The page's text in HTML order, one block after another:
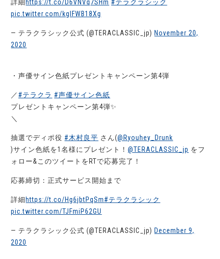
詳細 https://t.co/D6VNVq7SHm #テラクラシック
pic.twitter.com/kgIFWB18Xg
— テラクラシック公式 (@TERACLASSIC_jp) November 20,
2020
・声優サイン色紙プレゼントキャンペーン第4弾
／ #テラクラ #声優サイン色紙
プレゼントキャンペーン第4弾✨
＼
抽選でディポ役 #木村良平 さん(@Ryouhey_Drunk
)サイン色紙を1名様にプレゼント！@TERACLASSIC_jp をフ
ォロー&このツイートをRTで応募完了！
応募締切：正式サービス開始まで
詳細 https://t.co/Hg6jbtPqSm#テラクラシック
pic.twitter.com/TJFmiP62GU
— テラクラシック公式 (@TERACLASSIC_jp) December 9,
2020